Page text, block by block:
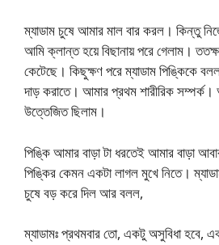
ম্যাডাম চুষে আমার মাল বার করল। কিন্তু
আমি ক্লান্ত হয়ে বিছানায় পরে গেলাম।
কেটেছে। কিছুক্ষণ পরে ম্যাডাম পিঙ্কিকে
দাড় করাতে। আমার প্রথম শারীরিক
উত্তেজিত ছিলাম।
পিঙ্কি আমার বাড়া টা ধরতেই আমার বাড়া
পিঙ্কির কেমন একটা লাগল মুখে নিতে।
চুষে বড় করে দিল আর বলল,
ম্যাডামঃ প্রথমবার তো, একটু অসুবিধা হবে,